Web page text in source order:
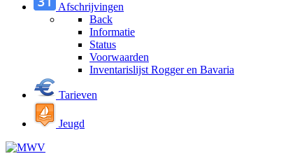
Afschrijvingen
Back
Informatie
Status
Voorwaarden
Inventarislijst Rogger en Bavaria
Tarieven
Jeugd